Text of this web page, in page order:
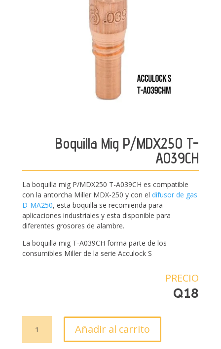
Boquilla Mig P/MDX250 T-
A039CH
La boquilla mig P/MDX250 T-A039CH es compatible
con la antorcha Miller MDX-250 y con el difusor de gas
D-MA250, esta boquilla se recomienda para
aplicaciones industriales y esta disponible para
diferentes grosores de alambre.
La boquilla mig T-A039CH forma parte de los
consumibles Miller de la serie Acculock S
PRECIO
Q18
P/MDX250
Añadir al carrito